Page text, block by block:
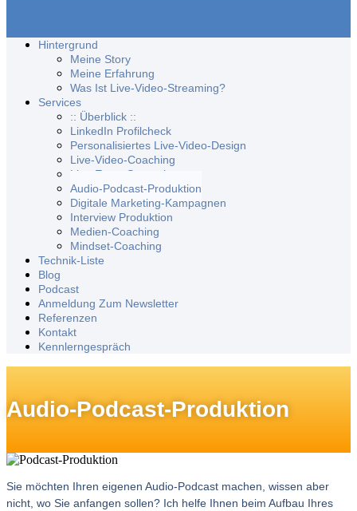
Hintergrund
Meine Story
Meine Erfahrung
Was Ist Live-Video-Streaming?
Services
:: Überblick ::
LinkedIn Profilcheck
Personalisiertes Live-Video-Design
Live-Video-Coaching
Live-Event Streaming
Audio-Podcast-Produktion
Digitale Marketing-Kampagnen
Interview Produktion
Medien-Coaching
Mindset-Coaching
Technik-Liste
Blog
Podcast
Anmeldung Zum Newsletter
Referenzen
Kontakt
Kennlerngespräch
Audio-Podcast-Produktion
Sie möchten Ihren eigenen Audio-Podcast machen, wissen aber
nicht, wo Sie anfangen sollen? Ich helfe Ihnen beim Aufbau Ihres